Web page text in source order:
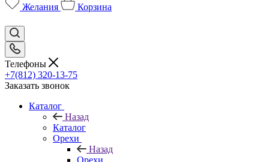
Желания
Корзина
Телефоны
+7(812) 320-13-75
Заказать звонок
Каталог
Назад
Каталог
Орехи
Назад
Орехи